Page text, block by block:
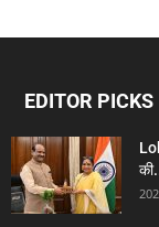
EDITOR PICKS